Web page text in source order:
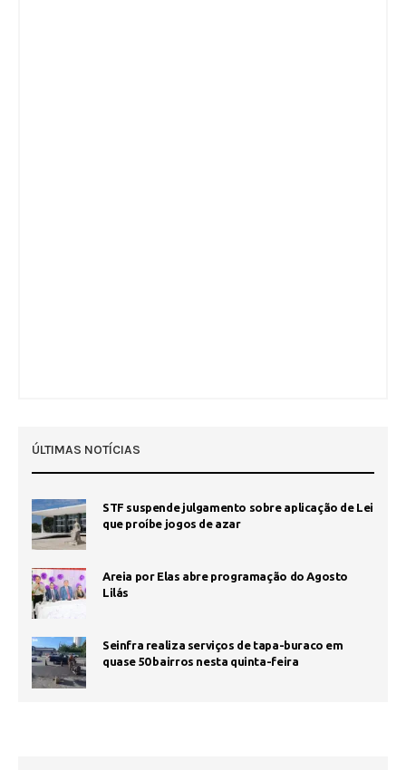
ÚLTIMAS NOTÍCIAS
STF suspende julgamento sobre aplicação de Lei
que proíbe jogos de azar
Areia por Elas abre programação do Agosto
Lilás
Seinfra realiza serviços de tapa-buraco em
quase 50 bairros nesta quinta-feira